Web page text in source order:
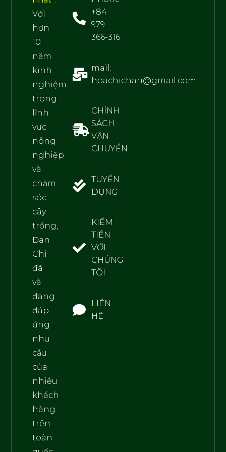
Với
hơn
10
năm
kinh
nghiệm
trong
lĩnh
vực
nông
nghiệp
và
chăm
sóc
cây
trồng,
Đan
Chi
đã
và
đang
đáp
ứng
nhu
cầu
của
nhiều
khách
hàng
trên
toàn
+84
979-
366-316
mail:
hoachichari@gmail.com
CHÍNH
SÁCH
VẬN
CHUYỂN
TUYỂN
DỤNG
KIẾM
TIỀN
VỚI
CHÚNG
TÔI
LIÊN
HỆ